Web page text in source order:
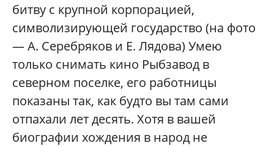
битву с крупной корпорацией,
символизирующей государство (на фото
— А. Серебряков и Е. Лядова) Умею
только снимать кино Рыбзавод в
северном поселке, его работницы
показаны так, как будто вы там сами
отпахали лет десять. Хотя в вашей
биографии хождения в народ не